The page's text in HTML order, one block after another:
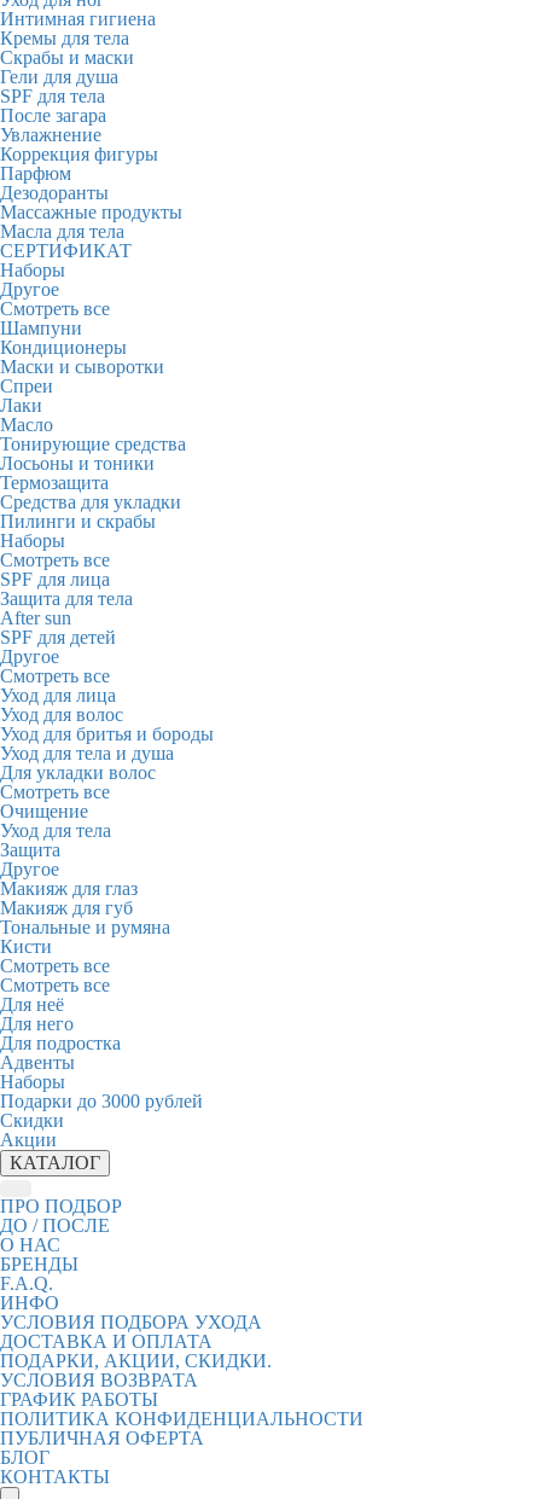
Интимная гигиена
Кремы для тела
Скрабы и маски
Гели для душа
SPF для тела
После загара
Увлажнение
Коррекция фигуры
Парфюм
Дезодоранты
Массажные продукты
Масла для тела
СЕРТИФИКАТ
Наборы
Другое
Смотреть все
Шампуни
Кондиционеры
Маски и сыворотки
Спреи
Лаки
Масло
Тонирующие средства
Лосьоны и тоники
Термозащита
Средства для укладки
Пилинги и скрабы
Наборы
Смотреть все
SPF для лица
Защита для тела
After sun
SPF для детей
Другое
Смотреть все
Уход для лица
Уход для волос
Уход для бритья и бороды
Уход для тела и душа
Для укладки волос
Смотреть все
Очищение
Уход для тела
Защита
Другое
Макияж для глаз
Макияж для губ
Тональные и румяна
Кисти
Смотреть все
Смотреть все
Для неё
Для него
Для подростка
Адвенты
Наборы
Подарки до 3000 рублей
Скидки
Акции
КАТАЛОГ
ПРО ПОДБОР
ДО / ПОСЛЕ
О НАС
БРЕНДЫ
F.A.Q.
ИНФО
УСЛОВИЯ ПОДБОРА УХОДА
ДОСТАВКА И ОПЛАТА
ПОДАРКИ, АКЦИИ, СКИДКИ.
УСЛОВИЯ ВОЗВРАТА
ГРАФИК РАБОТЫ
ПОЛИТИКА КОНФИДЕНЦИАЛЬНОСТИ
ПУБЛИЧНАЯ ОФЕРТА
БЛОГ
КОНТАКТЫ